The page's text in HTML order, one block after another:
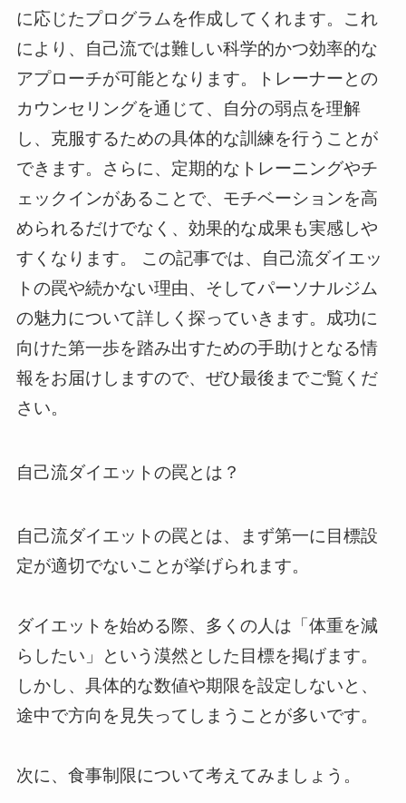
に応じたプログラムを作成してくれます。これ
により、自己流では難しい科学的かつ効率的な
アプローチが可能となります。トレーナーとの
カウンセリングを通じて、自分の弱点を理解
し、克服するための具体的な訓練を行うことが
できます。さらに、定期的なトレーニングやチ
ェックインがあることで、モチベーションを高
められるだけでなく、効果的な成果も実感しや
すくなります。 この記事では、自己流ダイエッ
トの罠や続かない理由、そしてパーソナルジム
の魅力について詳しく探っていきます。成功に
向けた第一歩を踏み出すための手助けとなる情
報をお届けしますので、ぜひ最後までご覧くだ
さい。
自己流ダイエットの罠とは？
自己流ダイエットの罠とは、まず第一に目標設
定が適切でないことが挙げられます。
ダイエットを始める際、多くの人は「体重を減
らしたい」という漠然とした目標を掲げます。
しかし、具体的な数値や期限を設定しないと、
途中で方向を見失ってしまうことが多いです。
次に、食事制限について考えてみましょう。